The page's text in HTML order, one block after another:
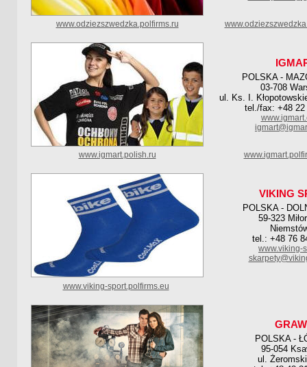
www.odziezszwedzka.polfirms.ru
POLSKA -
03-708
ul. Ks. I.
tel./fax: +48 22
www.igmart.polish.ru
VIKING
POLSKA -
59-323
tel.: +48 76
www.viking-
www.viking-sport.polfirms.eu
POLSKA -
95-054
ul.